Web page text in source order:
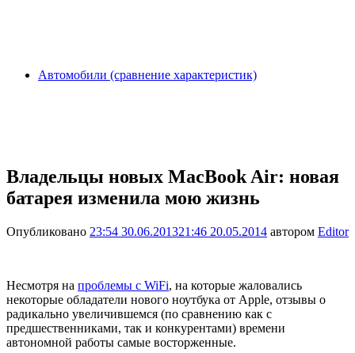
Автомобили (сравнение характеристик)
Владельцы новых MacBook Air: новая
батарея изменила мою жизнь
Опубликовано 23:54 30.06.201321:46 20.05.2014 автором Editor
Несмотря на проблемы с WiFi, на которые жаловались
некоторые обладатели нового ноутбука от Apple, отзывы о
радикально увеличившемся (по сравнению как с
предшественниками, так и конкурентами) времени
автономной работы самые восторженные.